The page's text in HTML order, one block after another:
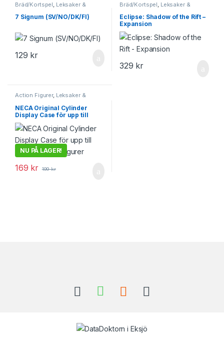
Bräd/Kortspel Leksaker &
7 Signum (SV/NO/DK/FI)
129 kr
Bräd/Kortspel Leksaker &
Eclipse: Shadow of the Rift –
Expansion
329 kr
Action Figurer, Leksaker &
NECA Original Cylinder
Display Case för upp till
19,5cm Action Figurer
NU PÅ LAGER!
169 kr 199kr